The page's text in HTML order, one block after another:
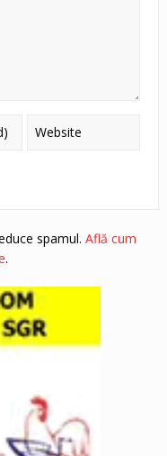
spamul. Află cum
.